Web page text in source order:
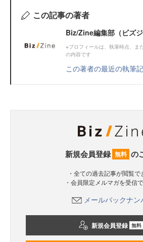
この記事の著者
Biz/Zine編集部（ビズジ
※プロフィールは、執筆時点、ま
の内容です
この著者の最近の執筆
新規会員登録 無料 の
・全ての過去記事が閲覧で
・会員限定メルマガを受信
メールバックナン
新規会員登録 無料